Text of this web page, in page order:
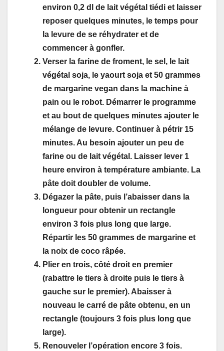
environ 0,2 dl de lait végétal tiédi et laisser
reposer quelques minutes, le temps pour
la levure de se réhydrater et de
commencer à gonfler.
Verser la farine de froment, le sel, le lait
végétal soja, le yaourt soja et 50 grammes
de margarine vegan dans la machine à
pain ou le robot. Démarrer le programme
et au bout de quelques minutes ajouter le
mélange de levure. Continuer à pétrir 15
minutes. Au besoin ajouter un peu de
farine ou de lait végétal. Laisser lever 1
heure environ à température ambiante. La
pâte doit doubler de volume.
Dégazer la pâte, puis l’abaisser dans la
longueur pour obtenir un rectangle
environ 3 fois plus long que large.
Répartir les 50 grammes de margarine et
la noix de coco râpée.
Plier en trois, côté droit en premier
(rabattre le tiers à droite puis le tiers à
gauche sur le premier). Abaisser à
nouveau le carré de pâte obtenu, en un
rectangle (toujours 3 fois plus long que
large).
Renouveler l’opération encore 3 fois.